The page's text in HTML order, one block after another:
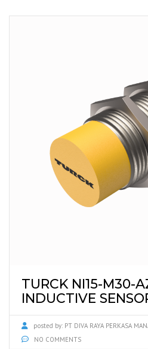
TURCK NI15-M30-
INDUCTIVE
posted by: PT DIVA RAYA PERKASA
NO COMMENTS